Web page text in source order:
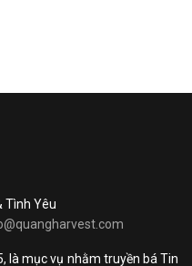
Tình Yêu
là mục vụ nhằm truyền bá Tin